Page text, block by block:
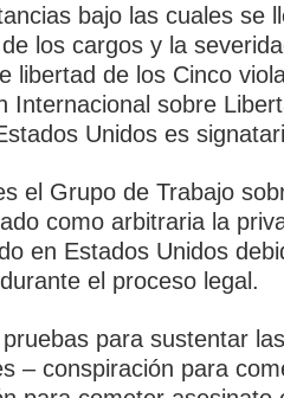
bajo las cuales se
los cargos y la
libertad de los Cinco
Internacional sobre
Unidos es
el Grupo de Trabajo
como arbitraria la
en Estados Unidos
el proceso legal.
para sustentar
– conspiración para